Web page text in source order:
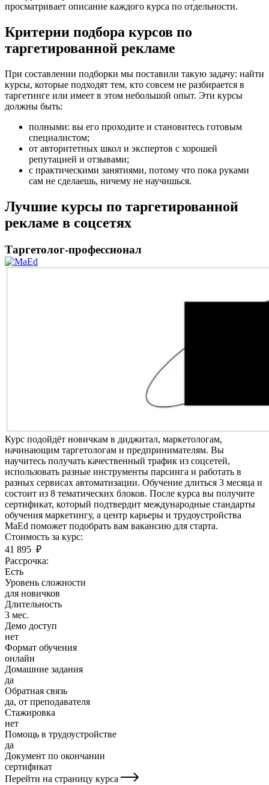
просматривает описание каждого курса по отдельности.
Критерии подбора курсов по
таргетированной рекламе
При составлении подборки мы поставили такую задачу: найти
курсы, которые подходят тем, кто совсем не разбирается в
таргетинге или имеет в этом небольшой опыт. Эти курсы
должны быть:
полными: вы его проходите и становитесь готовым
специалистом;
от авторитетных школ и экспертов с хорошей
репутацией и отзывами;
с практическими занятиями, потому что пока руками
сам не сделаешь, ничему не научишься.
Лучшие курсы по таргетированной
рекламе в соцсетях
Таргетолог-профессионал
Курс подойдёт новичкам в диджитал, маркетологам,
начинающим таргетологам и предпринимателям. Вы
научитесь получать качественный трафик из соцсетей,
использовать разные инструменты парсинга и работать в
разных сервисах автоматизации. Обучение длиться 3 месяца и
состоит из 8 тематических блоков. После курса вы получите
сертификат, который подтвердит международные стандарты
обучения маркетингу, а центр карьеры и трудоустройства
MaEd поможет подобрать вам вакансию для старта.
Стоимость за курс:
41 895 ₽
Рассрочка:
Есть
Уровень сложности
для новичков
Длительность
3 мес.
Демо доступ
нет
Формат обучения
онлайн
Домашние задания
да
Обратная связь
да, от преподавателя
Стажировка
нет
Помощь в трудоустройстве
да
Документ по окончании
сертификат
Перейти на страницу курса